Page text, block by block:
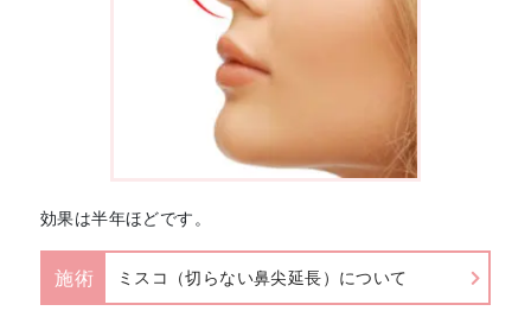
効果は半年ほどです。
施術 ミスコ（切らない鼻尖延長）について